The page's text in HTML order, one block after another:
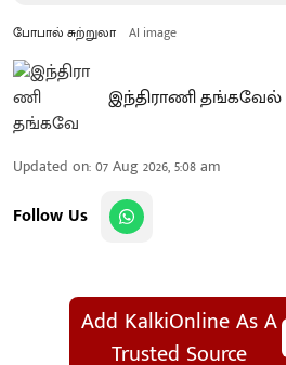
போபால் சுற்றுலா AI image
இந்திராணி தங்கவேல்
Updated on:07 Aug 2026, 5:08 am
Follow Us
Add KalkiOnline As A
Trusted Source